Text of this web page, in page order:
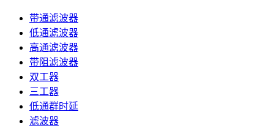
带通滤波器
低通滤波器
高通滤波器
带阻滤波器
双工器
三工器
低通群时延
滤波器